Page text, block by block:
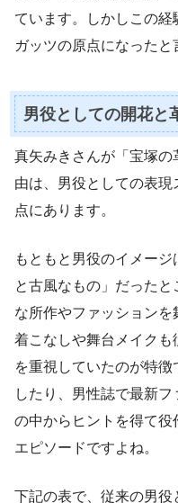
ています。しかしこの
ガッツの原点になったと
男役としての開花と
真矢みきさんが「宝塚
由は、男役としての表
点にあります。
もともと男役のイメー
と古風なもの」だった
な所作やファッション
着こなしや舞台メイクも
を重視していたのが特
したり、男性誌で最新
の中からヒントを得て
エピソードですよね。
下記の表で、従来の男